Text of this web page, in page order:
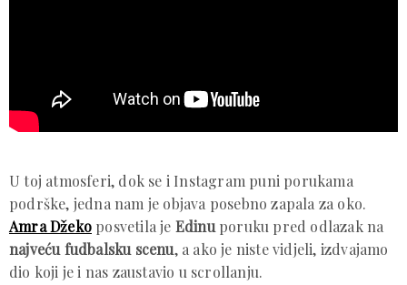
U toj atmosferi, dok se i Instagram puni porukama
podrške, jedna nam je objava posebno zapala za oko.
Amra Džeko posvetila je Edinu poruku pred odlazak na
najveću fudbalsku scenu, a ako je niste vidjeli, izdvajamo
dio koji je i nas zaustavio u scrollanju.